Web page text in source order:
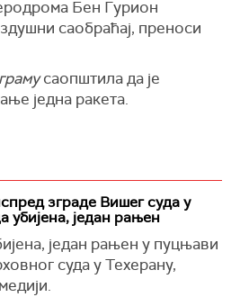
држи таоце заједно са
Бен Гурион
саобраћај, преноси
саопштила да је
једна ракета.
зграде Вишег суда у
убијена, један рањен
један рањен у пуцњави
суда у Техерану,